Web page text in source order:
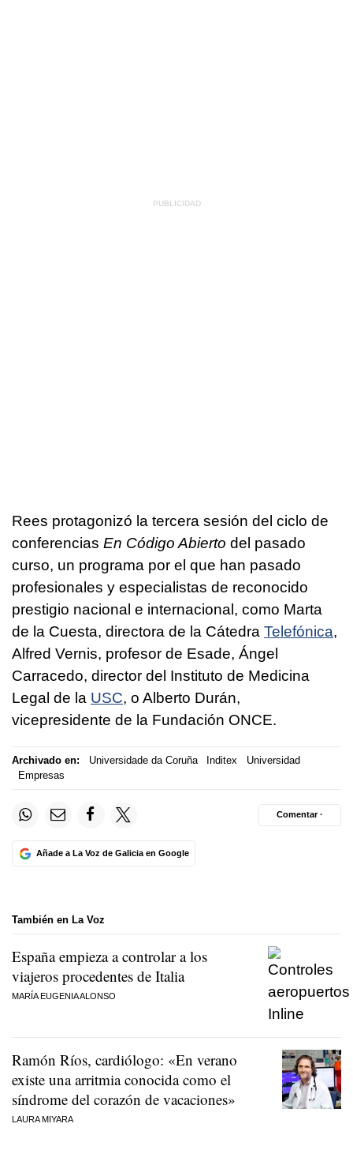
Rees protagonizó la tercera sesión del ciclo de
conferencias En Código Abierto del pasado
curso, un programa por el que han pasado
profesionales y especialistas de reconocido
prestigio nacional e internacional, como Marta
de la Cuesta, directora de la Cátedra Telefónica,
Alfred Vernis, profesor de Esade, Ángel
Carracedo, director del Instituto de Medicina
Legal de la USC, o Alberto Durán,
vicepresidente de la Fundación ONCE.
Archivado en: Universidade da Coruña Inditex
Universidad
Empresas
Añade a La Voz de Galicia en Google
Comentar ·
También en La Voz
España empieza a controlar a los
viajeros procedentes de Italia
MARÍA EUGENIA ALONSO
Ramón Ríos, cardiólogo: «En verano
existe una arritmia conocida como el
síndrome del corazón de vacaciones»
LAURA MIYARA